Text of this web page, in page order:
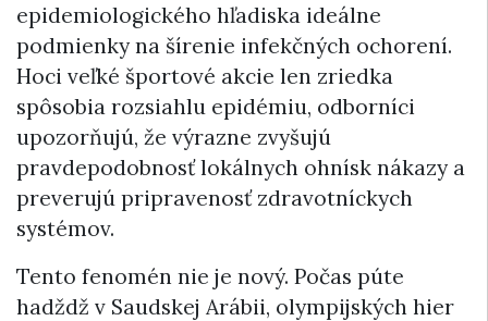
epidemiologického hľadiska ideálne
podmienky na šírenie infekčných ochorení.
Hoci veľké športové akcie len zriedka
spôsobia rozsiahlu epidémiu, odborníci
upozorňujú, že výrazne zvyšujú
pravdepodobnosť lokálnych ohnísk nákazy a
preverujú pripravenosť zdravotníckych
systémov.
Tento fenomén nie je nový. Počas púte
hadždž v Saudskej Arábii, olympijských hier